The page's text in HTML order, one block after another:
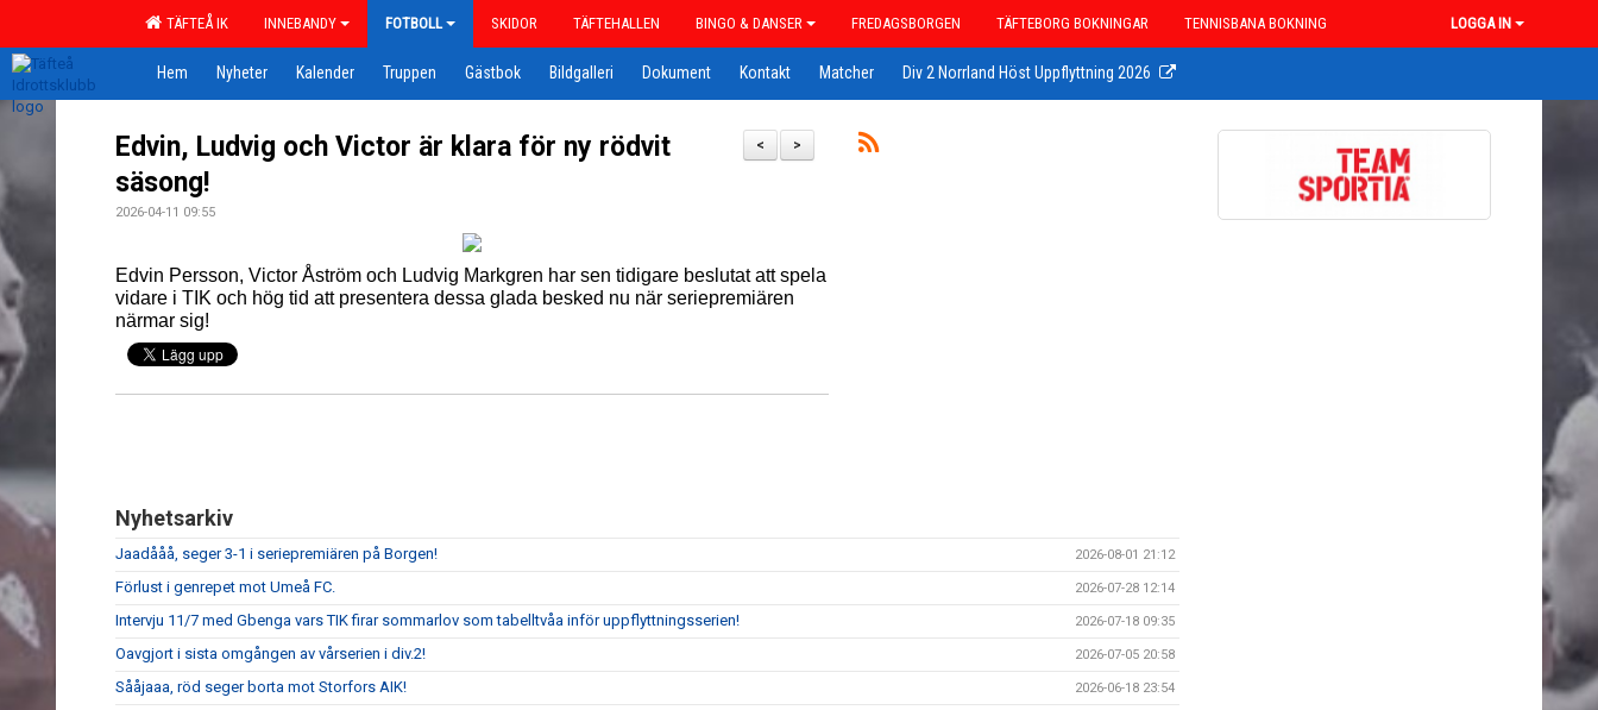
TÄFTEÅ IK INNEBANDY FOTBOLL SKIDOR TÄFTEHALLEN BINGO & DANSER FREDAGSBORGEN TÄFTEBORG BOKNINGAR TENNISBANA BOKNING LOGGA IN
Hem Nyheter Kalender Truppen Gästbok Bildgalleri Dokument Kontakt Matcher Div 2 Norrland Höst Uppflyttning 2026
>
<
Edvin, Ludvig och Victor är klara för ny rödvit
säsong!
2026-04-11 09:55
Edvin Persson, Victor Åström och Ludvig Markgren har sen tidigare beslutat att spela
vidare i TIK och hög tid att presentera dessa glada besked nu när seriepremiären
närmar sig!
Nyhetsarkiv
Jaadååå, seger 3-1 i seriepremiären på Borgen! 2026-08-01 21:12
Förlust i genrepet mot Umeå FC. 2026-07-28 12:14
Intervju 11/7 med Gbenga vars TIK firar sommarlov som tabelltvåa inför uppflyttningsserien! 2026-07-18 09:35
Oavgjort i sista omgången av vårserien i div.2! 2026-07-05 20:58
Sååjaaa, röd seger borta mot Storfors AIK! 2026-06-18 23:54